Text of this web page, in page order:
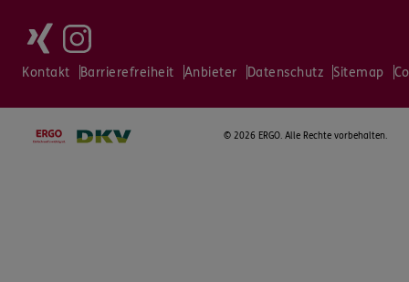
Kontakt Barrierefreiheit Anbieter Datenschutz Sitemap
© 2026 ERGO. Alle Rechte vorbehalten.